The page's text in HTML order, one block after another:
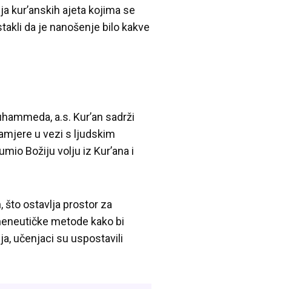
kur’anskih ajeta kojima se
da je nanošenje bilo kakve
a.s. Kur’an sadrži
u vezi s ljudskim
Božiju volju iz Kur’ana i
što ostavlja prostor za
metode kako bi
učenjaci su uspostavili